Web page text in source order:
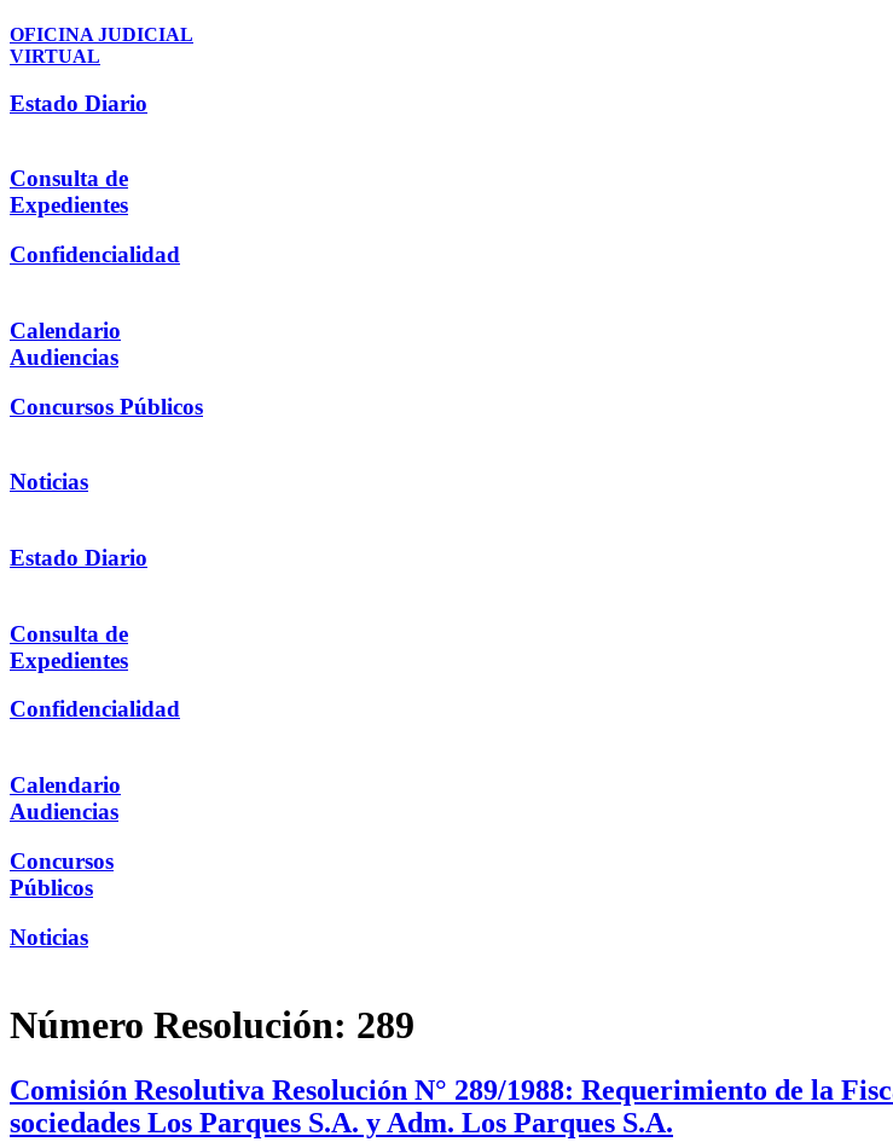
OFICINA JUDICIAL
VIRTUAL
Estado Diario
Consulta de
Expedientes
Confidencialidad
Calendario
Audiencias
Concursos Públicos
Noticias
Estado Diario
Consulta de
Expedientes
Confidencialidad
Calendario
Audiencias
Concursos
Públicos
Noticias
Número Resolución: 289
Comisión Resolutiva Resolución N° 289/1988: Requerimiento de la
sociedades Los Parques S.A. y Adm. Los Parques S.A.